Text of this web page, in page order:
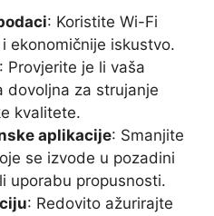
: Koristite Wi-Fi
ekonomičnije iskustvo.
: Provjerite je li vaša
dovoljna za strujanje
kvalitete.
aplikacije: Smanjite
se izvode u pozadini
uporabu propusnosti.
: Redovito ažurirajte